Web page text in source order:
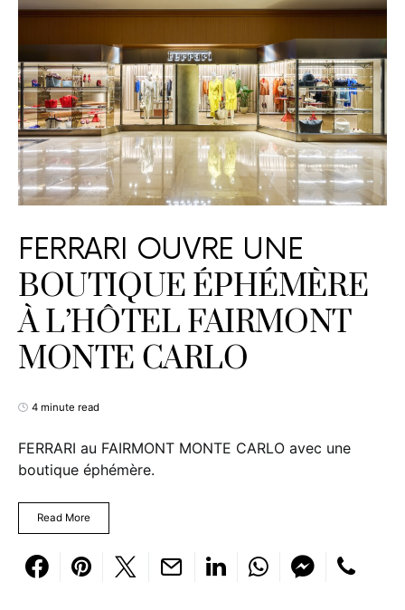
FERRARI OUVRE UNE
BOUTIQUE ÉPHÉMÈRE
À L’HÔTEL FAIRMONT
MONTE CARLO
4 minute read
FERRARI au FAIRMONT MONTE CARLO avec une
boutique éphémère.
Read More